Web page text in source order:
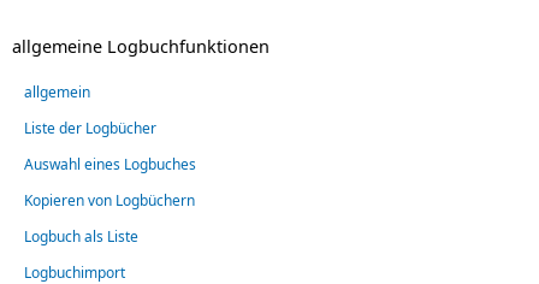
allgemeine Logbuchfunktionen
allgemein
Liste der Logbücher
Auswahl eines Logbuches
Kopieren von Logbüchern
Logbuch als Liste
Logbuchimport